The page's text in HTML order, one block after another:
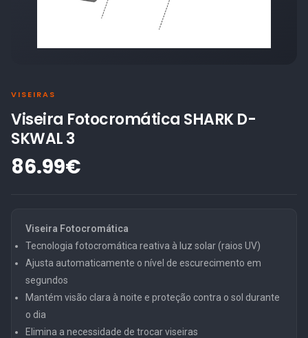
VISEIRAS
Viseira Fotocromática SHARK D-
SKWAL 3
86.99€
Viseira Fotocromática
Tecnologia fotocromática reativa à luz solar (raios UV)
Ajusta automaticamente o nível de escurecimento em
segundos
Mantém visão clara à noite e proteção contra o sol durante
o dia
Elimina a necessidade de trocar viseiras